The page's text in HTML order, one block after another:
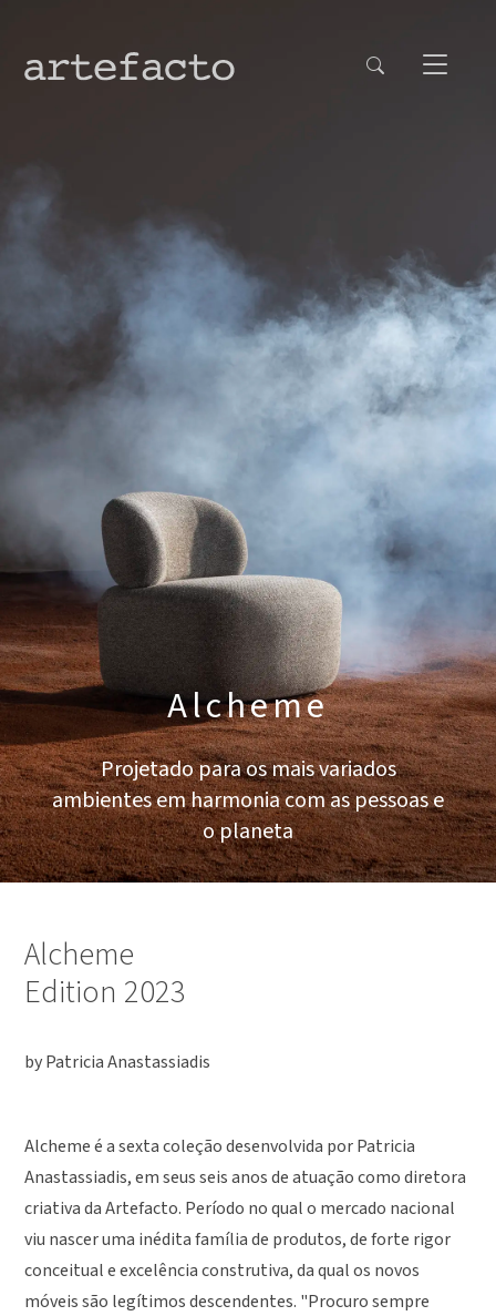
Alcheme
Projetado para os mais variados
ambientes em harmonia com as pessoas e
o planeta
Alcheme
Edition 2023
by Patricia Anastassiadis
Alcheme é a sexta coleção desenvolvida por Patricia
Anastassiadis, em seus seis anos de atuação como diretora
criativa da Artefacto. Período no qual o mercado nacional
viu nascer uma inédita família de produtos, de forte rigor
conceitual e excelência construtiva, da qual os novos
móveis são legítimos descendentes. "Procuro sempre